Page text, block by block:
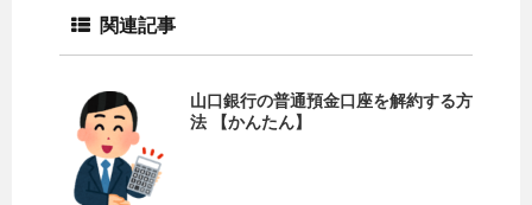
関連記事
山口銀行の普通預金口座を解約する方
法 【かんたん】